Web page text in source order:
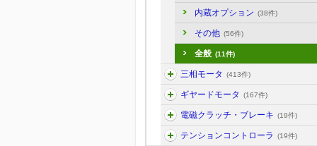
内蔵オプション (38件)
その他 (56件)
全般 (11件)
三相モータ (413件)
ギヤードモータ (167件)
電磁クラッチ・ブレーキ (19件)
テンションコントローラ (19件)